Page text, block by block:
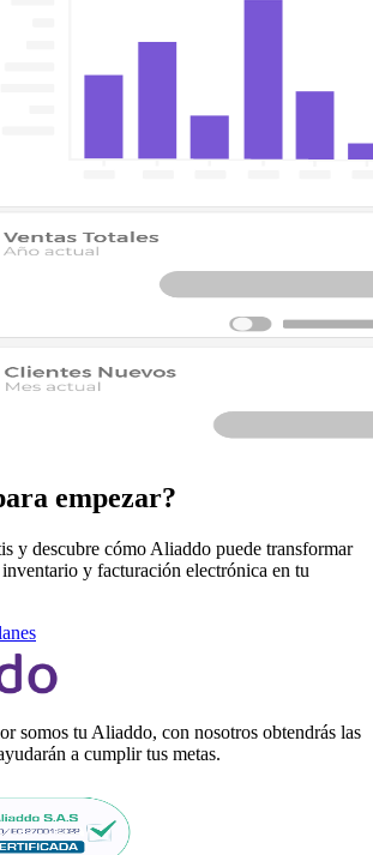
empezar?
y descubre cómo Aliaddo puede transformar
y facturación electrónica en tu
somos tu Aliaddo, con nosotros obtendrás las
a cumplir tus metas.